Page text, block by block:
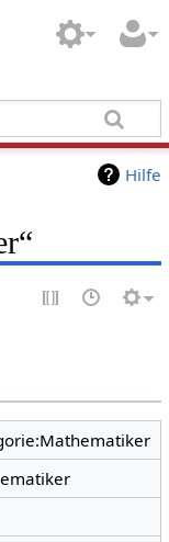
Hilfe